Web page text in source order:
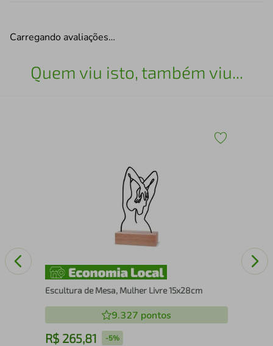
Carregando avaliações…
Quem viu isto, também viu...
Escultura de Mesa, Mulher Livre 15x28cm
9.327 pontos
R$ 265,81 -5%